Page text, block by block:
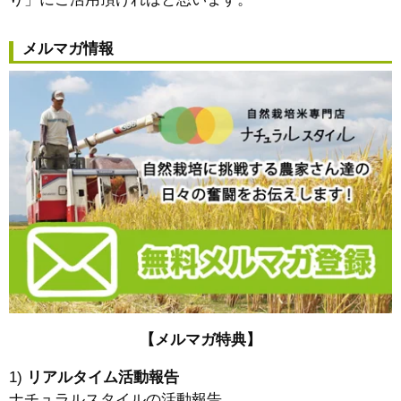
メルマガ情報
【メルマガ特典】
1) リアルタイム活動報告